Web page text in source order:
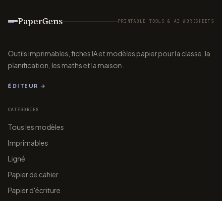
papergens.com
PaperGens PRINTABLE TOOLS & AI WORKSHEETS
Outils imprimables, fiches IA et modèles papier pour la classe, la
planification, les maths et la maison.
ÉDITEUR →
CATÉGORIES
Tous les modèles
Imprimables
Ligné
Papier de cahier
Papier d'écriture